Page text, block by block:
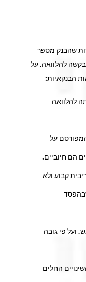
שהבנק מספר
בקשה להלוואה, על
הבנקאיות:
להלוואה
על
הם חיוביים.
קבוע ולא
ועל פי גובה
החלים